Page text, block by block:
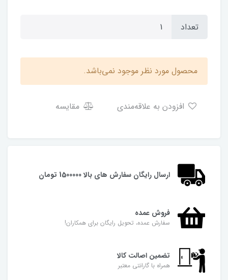
تعداد
محصول مورد نظر موجود نمی‌باشد.
مقایسه
ارسال رایگان سفارش های بالا 1500000 تومان
فروش عمده
سفارش عمده، تحویل رایگان برای همکاران!
تضمین اصالت کالا
همراه با گارانتی معتبر